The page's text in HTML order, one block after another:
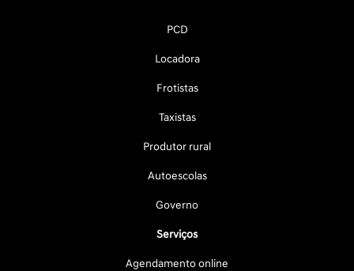
PCD
Locadora
Frotistas
Taxistas
Produtor rural
Autoescolas
Governo
Serviços
Agendamento online